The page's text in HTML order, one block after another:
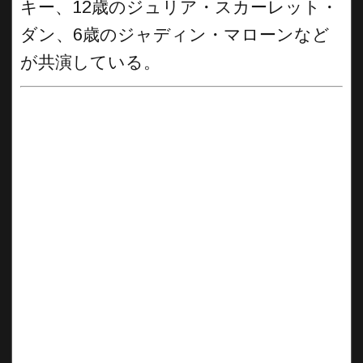
キー、12歳のジュリア・スカーレット・
ダン、6歳のジャディン・マローンなど
が共演している。